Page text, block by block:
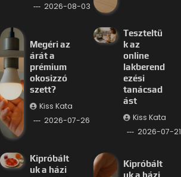
2026-08-03
Megéri az
árát a
prémium
okosizzó
szett?
Kiss Kata
2026-07-26
Teszteltü
k az
online
lakberend
ezési
tanácsad
ást
Kiss Kata
2026-07-21
Kipróbált
uk a házi
Kipróbált